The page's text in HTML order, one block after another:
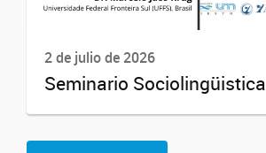
2 de julio de 2026
Seminario Sociolingüistica